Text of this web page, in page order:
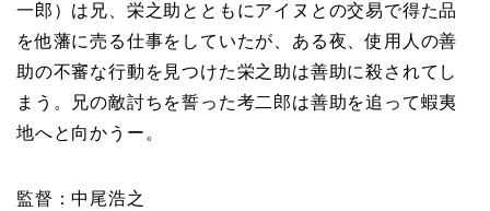
一郎）は兄、栄之助とともにアイヌとの交易で得た品
を他藩に売る仕事をしていたが、ある夜、使用人の善
助の不審な行動を見つけた栄之助は善助に殺されてし
まう。兄の敵討ちを誓った考二郎は善助を追って蝦夷
地へと向かうー。
監督：中尾浩之